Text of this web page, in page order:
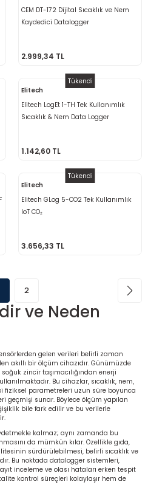
CEM DT-172 Dijital Sıcaklık ve Nem
Kaydedici Datalogger
2.999,34 TL
Tükendi
Elitech
Elitech LogEt 1-TH Tek Kullanımlık
Sıcaklık & Nem Data Logger
1.142,60 TL
Tükendi
Elitech
Elitech GLog 5-CO2 Tek Kullanımlık
IoT CO₂
3.656,33 TL
2
ve Neden
gelen verileri belirli zaman
akıllı bir ölçüm cihazıdır. Günümüzde
zincir taşımacılığından enerji
Bu cihazlar, sıcaklık, nem,
fiziksel parametreleri uzun süre boyunca
geçmişi sunar. Böylece ölçüm yapılan
bile fark edilir ve bu verilerle
kalmaz; aynı zamanda bu
da mümkün kılar. Özellikle gıda,
sürdürülebilmesi, belirli sıcaklık ve
Bu noktada datalogger sistemleri,
inceleme ve olası hataları erken tespit
kontrol süreçleri kolaylaşır hem de